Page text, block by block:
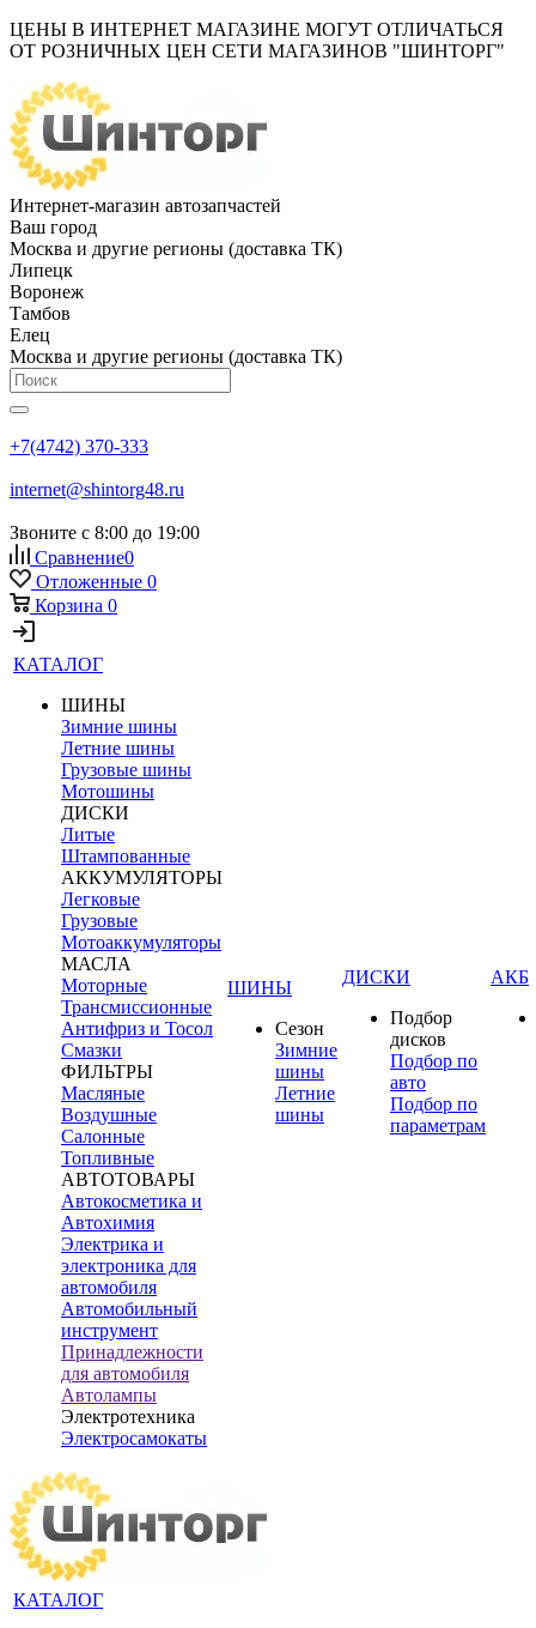
ЦЕНЫ В ИНТЕРНЕТ МАГАЗИНЕ МОГУТ ОТЛИЧАТЬСЯ
ОТ РОЗНИЧНЫХ ЦЕН СЕТИ МАГАЗИНОВ "ШИНТОРГ"
Интернет-магазин автозапчастей
Ваш город
Москва и другие регионы (доставка ТК)
Липецк
Воронеж
Тамбов
Елец
Москва и другие регионы (доставка ТК)
+7(4742) 370-333
internet@shintorg48.ru
Звоните с 8:00 до 19:00
Сравнение0
Отложенные 0
Корзина 0
КАТАЛОГ
ШИНЫ
Зимние шины
Летние шины
Грузовые шины
Мотошины
ДИСКИ
Литые
Штампованные
АККУМУЛЯТОРЫ
Легковые
Грузовые
Мотоаккумуляторы
МАСЛА
Моторные
Трансмиссионные
Антифриз и Тосол
Смазки
ФИЛЬТРЫ
Масляные
Воздушные
Салонные
Топливные
АВТОТОВАРЫ
Автокосметика и
Автохимия
Электрика и
электроника для
автомобиля
Автомобильный
инструмент
Принадлежности
для автомобиля
Автолампы
Электротехника
Электросамокаты
ШИНЫ
Сезон
Зимние
шины
Летние
шины
ДИСКИ
Подбор
дисков
Подбор по
авто
Подбор по
параметрам
АКБ
КАТАЛОГ